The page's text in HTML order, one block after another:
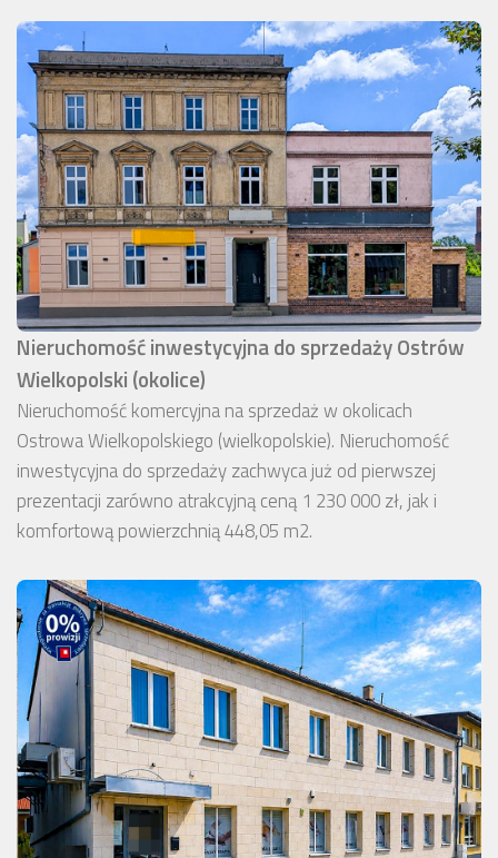
Nieruchomość inwestycyjna do sprzedaży Ostrów
Wielkopolski (okolice)
Nieruchomość komercyjna na sprzedaż w okolicach
Ostrowa Wielkopolskiego (wielkopolskie). Nieruchomość
inwestycyjna do sprzedaży zachwyca już od pierwszej
prezentacji zarówno atrakcyjną ceną 1 230 000 zł, jak i
komfortową powierzchnią 448,05 m2.